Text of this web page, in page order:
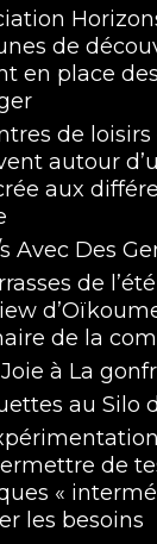
de
en place
de
autour
aux
Avec Des
de
de la
à La
au Silo
de
«
les besoins